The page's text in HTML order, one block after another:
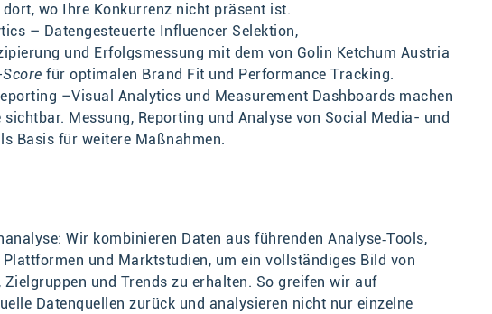
dort, wo Ihre Konkurrenz nicht präsent ist.
– Datengesteuerte Influencer Selektion,
und Erfolgsmessung mit dem von Golin Ketchum Austria
für optimalen Brand Fit und Performance Tracking.
–Visual Analytics und Measurement Dashboards machen
Messung, Reporting und Analyse von Social Media- und
Basis für weitere Maßnahmen.
Wir kombinieren Daten aus führenden Analyse‑Tools,
und Marktstudien, um ein vollständiges Bild von
Zielgruppen und Trends zu erhalten. So greifen wir auf
Datenquellen zurück und analysieren nicht nur einzelne